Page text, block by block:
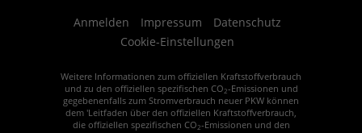
Anmelden Impressum
Datenschutz
Cookie-Einstellungen
Weitere Informationen zum offiziellen Kraftstoffverbrauch
und zu den offiziellen spezifischen CO2-Emissionen und
gegebenenfalls zum Stromverbrauch neuer PKW können
dem 'Leitfaden über den offiziellen Kraftstoffverbrauch,
die offiziellen spezifischen CO2-Emissionen und den